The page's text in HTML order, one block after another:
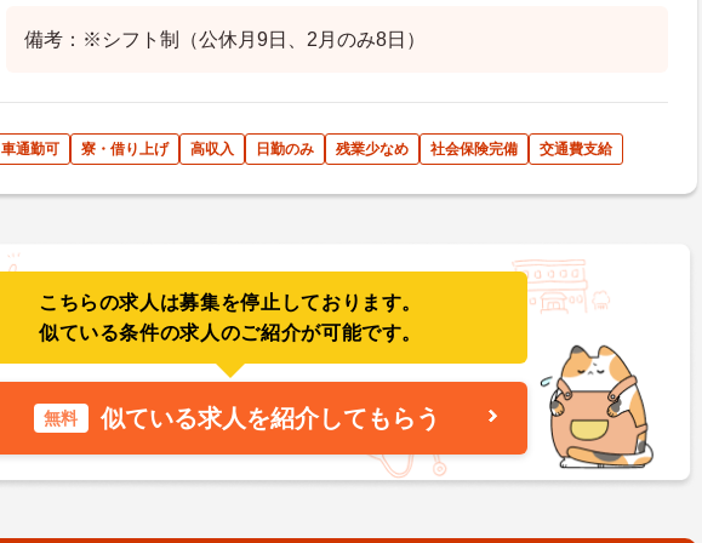
備考：※シフト制（公休月9日、2月のみ8日）
車通勤可 寮・借り上げ 高収入 日勤のみ 残業少なめ 社会保険完備 交通費支給
こちらの求人は募集を停止しております。
似ている条件の求人のご紹介が可能です。
無料 似ている求人を紹介してもらう